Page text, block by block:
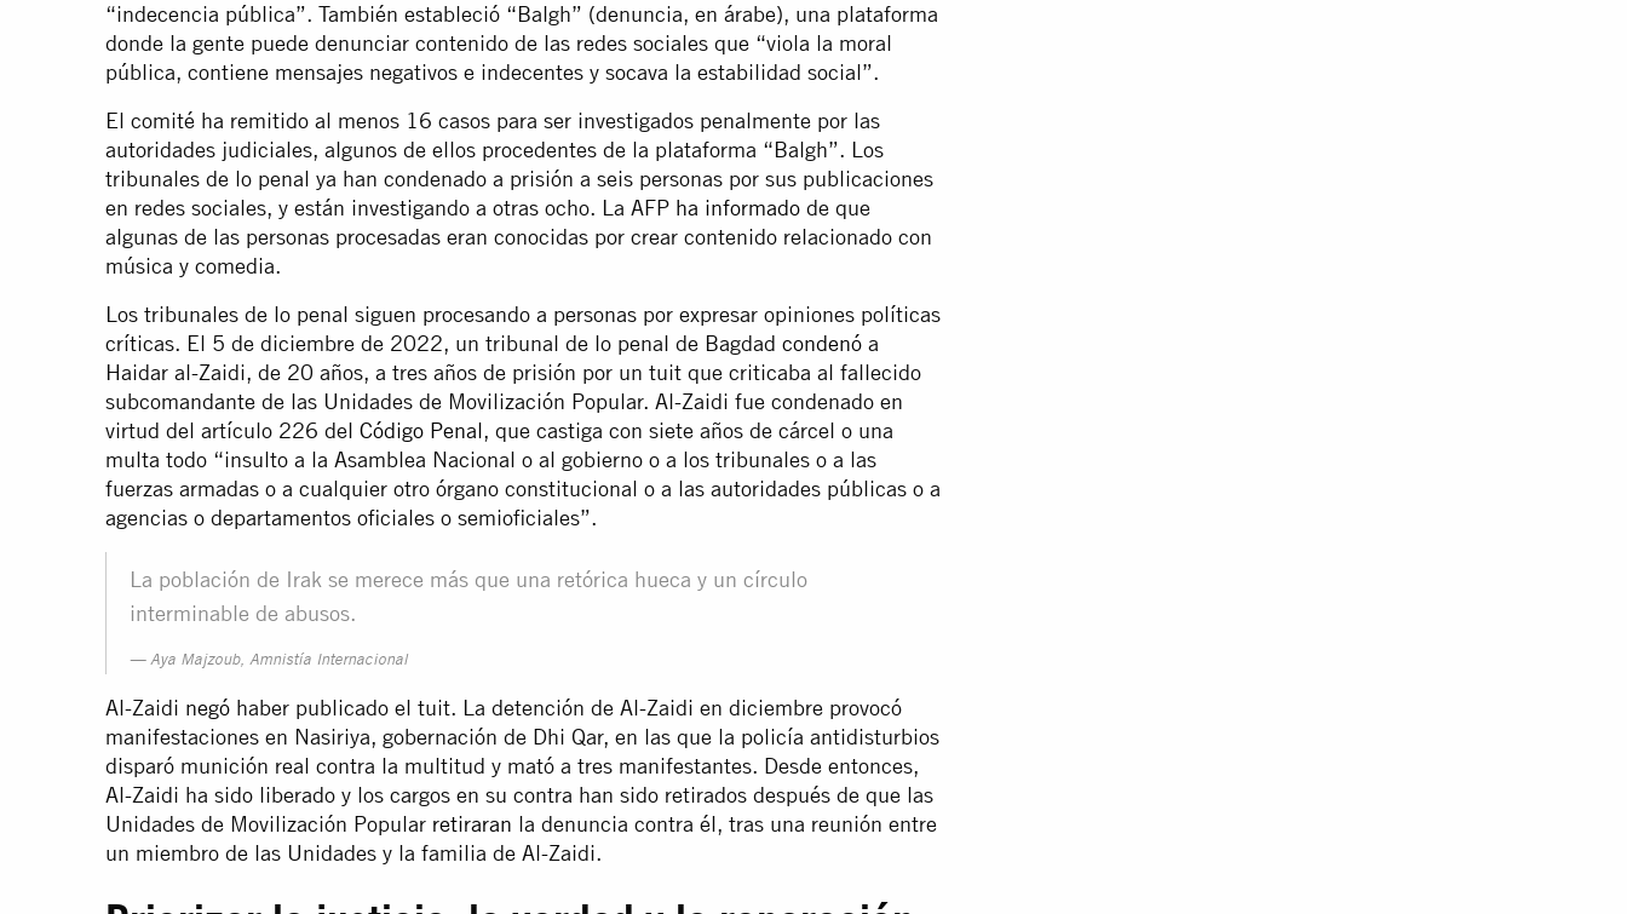
“indecencia pública”. También estableció “Balgh” (denuncia, en árabe), una plataforma
donde la gente puede denunciar contenido de las redes sociales que “viola la moral
pública, contiene mensajes negativos e indecentes y socava la estabilidad social”.
El comité ha remitido al menos 16 casos para ser investigados penalmente por las
autoridades judiciales, algunos de ellos procedentes de la plataforma “Balgh”. Los
tribunales de lo penal ya han condenado a prisión a seis personas por sus publicaciones
en redes sociales, y están investigando a otras ocho. La AFP ha informado de que
algunas de las personas procesadas eran conocidas por crear contenido relacionado con
música y comedia.
Los tribunales de lo penal siguen procesando a personas por expresar opiniones políticas
críticas. El 5 de diciembre de 2022, un tribunal de lo penal de Bagdad condenó a
Haidar al-Zaidi, de 20 años, a tres años de prisión por un tuit que criticaba al fallecido
subcomandante de las Unidades de Movilización Popular. Al-Zaidi fue condenado en
virtud del artículo 226 del Código Penal, que castiga con siete años de cárcel o una
multa todo “insulto a la Asamblea Nacional o al gobierno o a los tribunales o a las
fuerzas armadas o a cualquier otro órgano constitucional o a las autoridades públicas o a
agencias o departamentos oficiales o semioficiales”.
La población de Irak se merece más que una retórica hueca y un círculo
interminable de abusos.
Aya Majzoub, Amnistía Internacional
Al-Zaidi negó haber publicado el tuit. La detención de Al-Zaidi en diciembre provocó
manifestaciones en Nasiriya, gobernación de Dhi Qar, en las que la policía antidisturbios
disparó munición real contra la multitud y mató a tres manifestantes. Desde entonces,
Al-Zaidi ha sido liberado y los cargos en su contra han sido retirados después de que las
Unidades de Movilización Popular retiraran la denuncia contra él, tras una reunión entre
un miembro de las Unidades y la familia de Al-Zaidi.